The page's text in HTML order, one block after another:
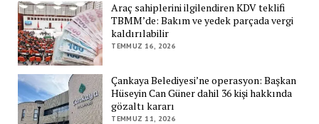
Araç sahiplerini ilgilendiren KDV teklifi
TBMM’de: Bakım ve yedek parçada vergi
kaldırılabilir
TEMMUZ 16, 2026
Çankaya Belediyesi’ne operasyon: Başkan
Hüseyin Can Güner dahil 36 kişi hakkında
gözaltı kararı
TEMMUZ 11, 2026